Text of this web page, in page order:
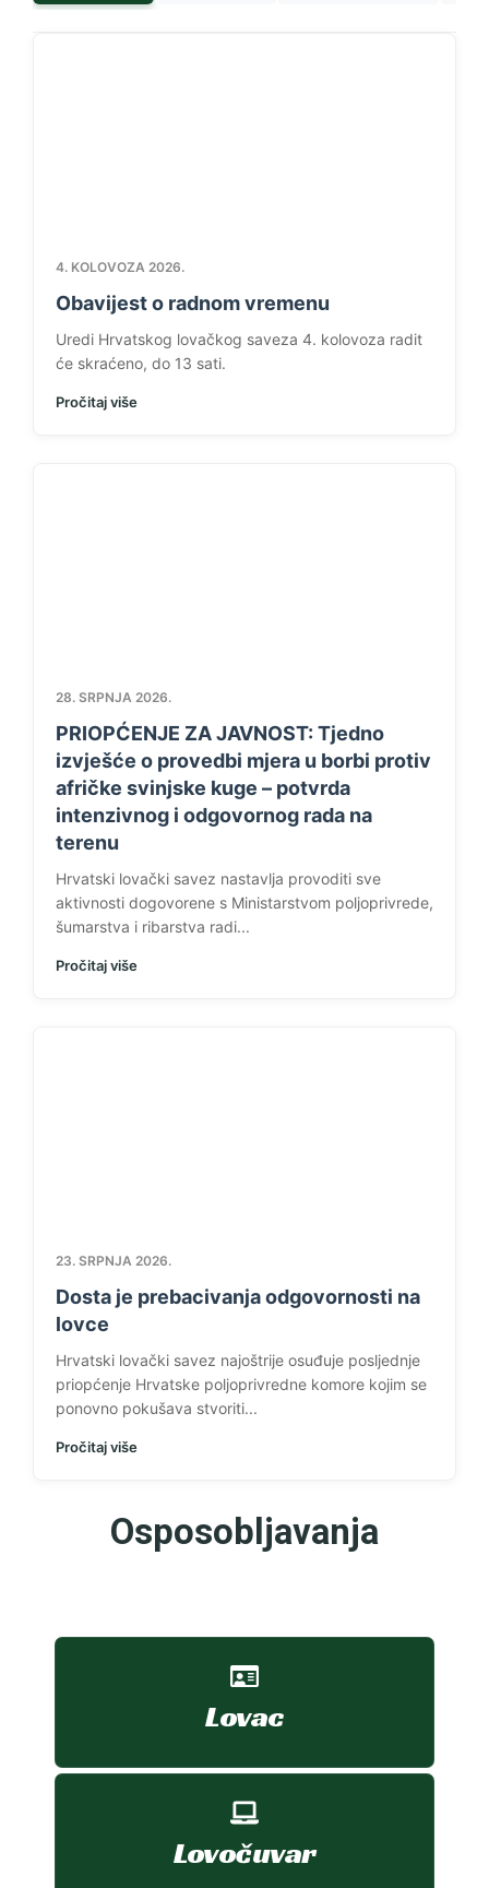
4. KOLOVOZA 2026.
Obavijest o radnom vremenu
Uredi Hrvatskog lovačkog saveza 4. kolovoza radit
će skraćeno, do 13 sati.
Pročitaj više
28. SRPNJA 2026.
PRIOPĆENJE ZA JAVNOST: Tjedno
izvješće o provedbi mjera u borbi protiv
afričke svinjske kuge – potvrda
intenzivnog i odgovornog rada na
terenu
Hrvatski lovački savez nastavlja provoditi sve
aktivnosti dogovorene s Ministarstvom poljoprivrede,
šumarstva i ribarstva radi...
Pročitaj više
23. SRPNJA 2026.
Dosta je prebacivanja odgovornosti na
lovce
Hrvatski lovački savez najoštrije osuđuje posljednje
priopćenje Hrvatske poljoprivredne komore kojim se
ponovno pokušava stvoriti...
Pročitaj više
Osposobljavanja
Lovac
Lovočuvar